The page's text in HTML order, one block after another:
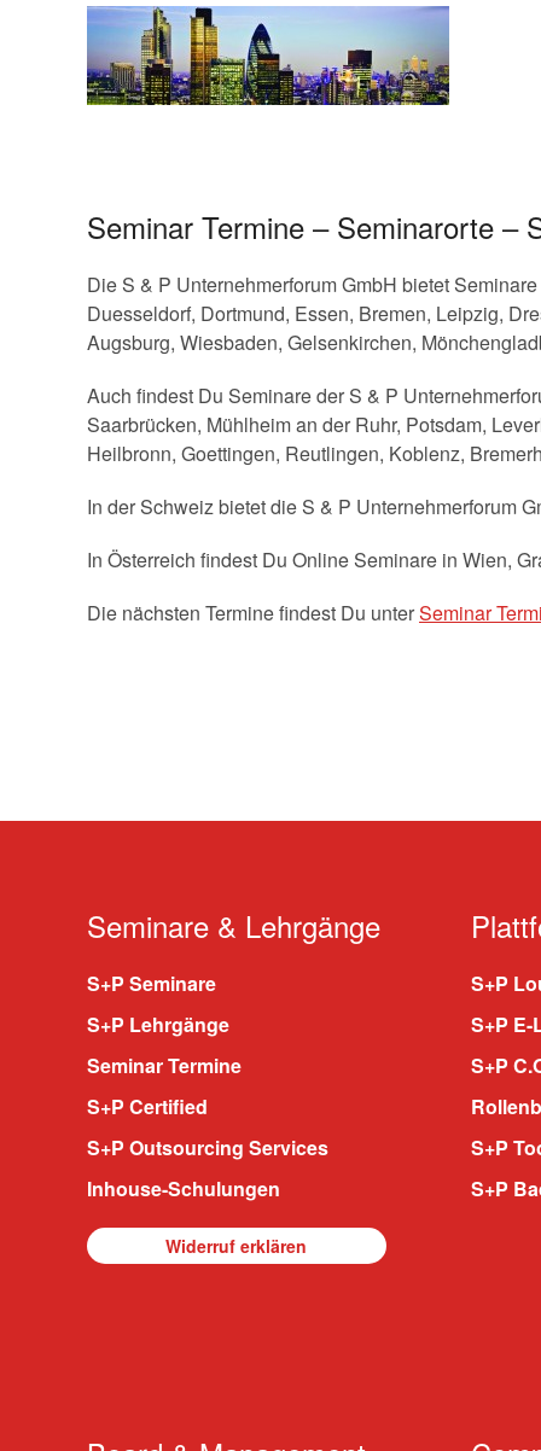
Seminar Termine – Seminarorte –
Die S & P Unternehmerforum GmbH bietet
Duesseldorf, Dortmund, Essen, Bremen, Leipzig,
Augsburg, Wiesbaden, Gelsenkirchen,
Auch findest Du Seminare der S & P
Saarbrücken, Mühlheim an der Ruhr, Potsdam,
Heilbronn, Goettingen, Reutlingen, Koblenz,
In der Schweiz bietet die S & P Unternehmerforum
In Österreich findest Du Online Seminare in Wien,
Die nächsten Termine findest Du unterSeminar
Seminare & Lehrgänge
S+P Seminare
S+P Lehrgänge
Seminar Termine
S+P Certified
S+P Outsourcing Services
Inhouse-Schulungen
Widerruf erklären
S+P
S+P
S+P
S+P
S+P